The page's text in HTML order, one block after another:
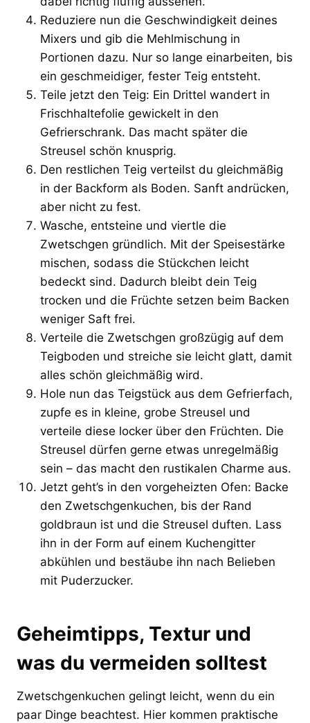
Reduziere nun die Geschwindigkeit deines
Mixers und gib die Mehlmischung in
Portionen dazu. Nur so lange einarbeiten, bis
ein geschmeidiger, fester Teig entsteht.
Teile jetzt den Teig: Ein Drittel wandert in
Frischhaltefolie gewickelt in den
Gefrierschrank. Das macht später die
Streusel schön knusprig.
Den restlichen Teig verteilst du gleichmäßig
in der Backform als Boden. Sanft andrücken,
aber nicht zu fest.
Wasche, entsteine und viertle die
Zwetschgen gründlich. Mit der Speisestärke
mischen, sodass die Stückchen leicht
bedeckt sind. Dadurch bleibt dein Teig
trocken und die Früchte setzen beim Backen
weniger Saft frei.
Verteile die Zwetschgen großzügig auf dem
Teigboden und streiche sie leicht glatt, damit
alles schön gleichmäßig wird.
Hole nun das Teigstück aus dem Gefrierfach,
zupfe es in kleine, grobe Streusel und
verteile diese locker über den Früchten. Die
Streusel dürfen gerne etwas unregelmäßig
sein – das macht den rustikalen Charme aus.
Jetzt geht’s in den vorgeheizten Ofen: Backe
den Zwetschgenkuchen, bis der Rand
goldbraun ist und die Streusel duften. Lass
ihn in der Form auf einem Kuchengitter
abkühlen und bestäube ihn nach Belieben
mit Puderzucker.
Geheimtipps, Textur und
was du vermeiden solltest
Zwetschgenkuchen gelingt leicht, wenn du ein
paar Dinge beachtest. Hier kommen praktische